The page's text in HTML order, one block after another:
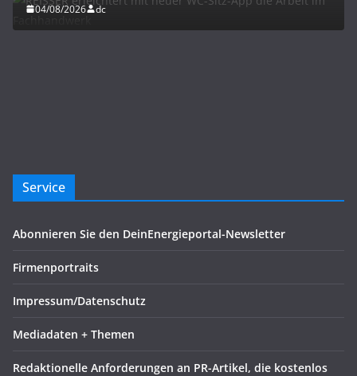
04/08/2026 dc
Service
Abonnieren Sie den DeinEnergieportal-Newsletter
Firmenportraits
Impressum/Datenschutz
Mediadaten + Themen
Redaktionelle Anforderungen an PR-Artikel, die kostenlos